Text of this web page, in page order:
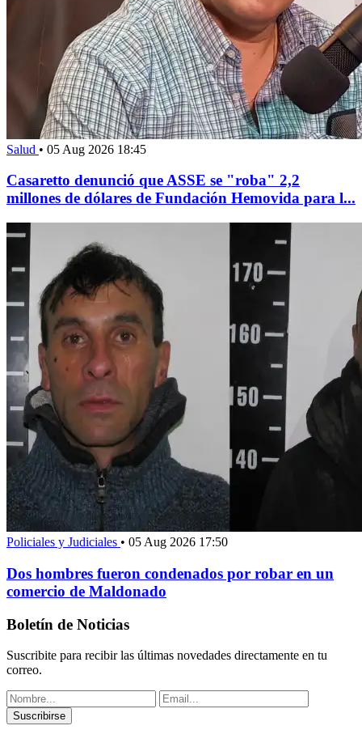
Salud • 05 Aug 2026 18:45
Casaretto denunció que ASSE se "roba" 2,2
millones de dólares de Fundación Hemovida para l...
Policiales y Judiciales • 05 Aug 2026 17:50
Dos hombres fueron condenados por robar en un
comercio de Maldonado
Boletín de Noticias
Suscribite para recibir las últimas novedades directamente en tu
correo.
Suscribirse